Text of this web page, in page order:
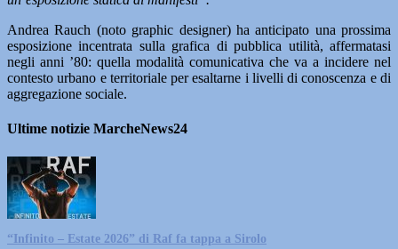
Andrea Rauch (noto graphic designer) ha anticipato una prossima
esposizione incentrata sulla grafica di pubblica utilità, affermatasi
negli anni ’80: quella modalità comunicativa che va a incidere nel
contesto urbano e territoriale per esaltarne i livelli di conoscenza e di
aggregazione sociale.
Ultime notizie MarcheNews24
“Infinito – Estate 2026” di Raf fa tappa a Sirolo